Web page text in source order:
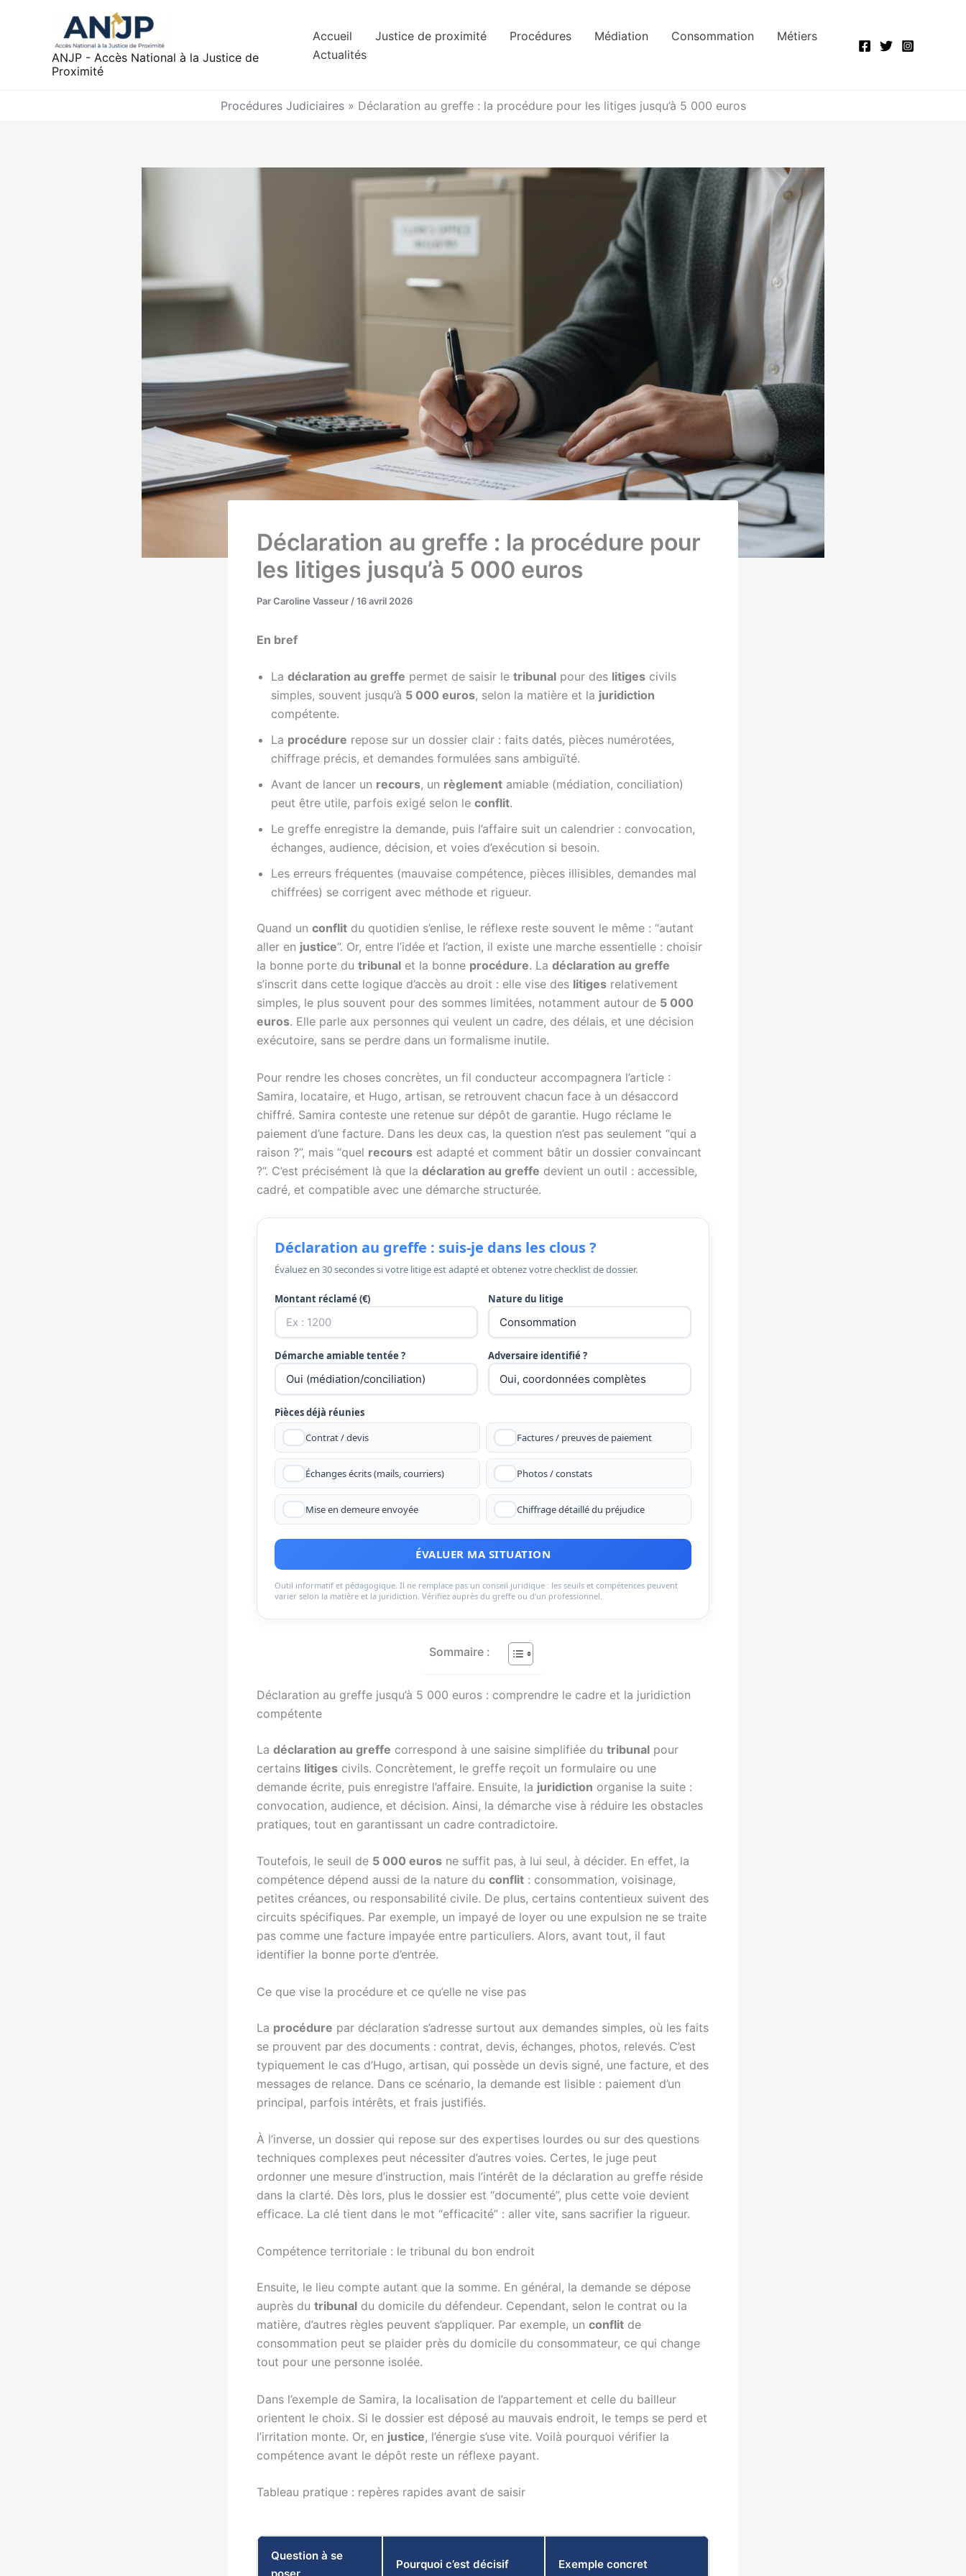
ANJP - Accès National à la Justice de
Proximité
Accueil Justice de proximité Procédures Médiation Consommation
Métiers
Actualités
Procédures Judiciaires» Déclaration au greffe : la procédure pour les litiges jusqu’à 5 000 euros
Déclaration au greffe : la procédure pour
les litiges jusqu’à 5 000 euros
ParCaroline Vasseur /16 avril 2026
En bref
La déclaration au greffe permet de saisir le tribunal pour des litiges civils
simples, souvent jusqu’à 5 000 euros, selon la matière et la juridiction
compétente.
La procédure repose sur un dossier clair : faits datés, pièces numérotées,
chiffrage précis, et demandes formulées sans ambiguïté.
Avant de lancer un recours, un règlement amiable (médiation, conciliation)
peut être utile, parfois exigé selon le conflit.
Le greffe enregistre la demande, puis l’affaire suit un calendrier : convocation,
échanges, audience, décision, et voies d’exécution si besoin.
Les erreurs fréquentes (mauvaise compétence, pièces illisibles, demandes mal
chiffrées) se corrigent avec méthode et rigueur.
Quand un conflit du quotidien s’enlise, le réflexe reste souvent le même : “autant
aller en justice”. Or, entre l’idée et l’action, il existe une marche essentielle : choisir
la bonne porte du tribunal et la bonne procédure. La déclaration au greffe
s’inscrit dans cette logique d’accès au droit : elle vise des litiges relativement
simples, le plus souvent pour des sommes limitées, notamment autour de 5 000
euros. Elle parle aux personnes qui veulent un cadre, des délais, et une décision
exécutoire, sans se perdre dans un formalisme inutile.
Pour rendre les choses concrètes, un fil conducteur accompagnera l’article :
Samira, locataire, et Hugo, artisan, se retrouvent chacun face à un désaccord
chiffré. Samira conteste une retenue sur dépôt de garantie. Hugo réclame le
paiement d’une facture. Dans les deux cas, la question n’est pas seulement “qui a
raison ?”, mais “quel recours est adapté et comment bâtir un dossier convaincant
?”. C’est précisément là que la déclaration au greffe devient un outil : accessible,
cadré, et compatible avec une démarche structurée.
Déclaration au greffe : suis-je dans les clous ?
Évaluez en 30 secondes si votre litige est adapté et obtenez votre checklist de dossier.
Montant réclamé (€) Nature du litige
Démarche amiable tentée ? Adversaire identifié ?
Pièces déjà réunies
Contrat / devis
Factures / preuves de paiement
Échanges écrits (mails, courriers) Photos / constats
Mise en demeure envoyée Chiffrage détaillé du préjudice
ÉVALUER MA SITUATION
Outil informatif et pédagogique. Il ne remplace pas un conseil juridique : les seuils et compétences peuvent
varier selon la matière et la juridiction. Vérifiez auprès du greffe ou d’un professionnel.
Sommaire :
Déclaration au greffe jusqu’à 5 000 euros : comprendre le cadre et la juridiction
compétente
La déclaration au greffe correspond à une saisine simplifiée du tribunal pour
certains litiges civils. Concrètement, le greffe reçoit un formulaire ou une
demande écrite, puis enregistre l’affaire. Ensuite, la juridiction organise la suite :
convocation, audience, et décision. Ainsi, la démarche vise à réduire les obstacles
pratiques, tout en garantissant un cadre contradictoire.
Toutefois, le seuil de 5 000 euros ne suffit pas, à lui seul, à décider. En effet, la
compétence dépend aussi de la nature du conflit : consommation, voisinage,
petites créances, ou responsabilité civile. De plus, certains contentieux suivent des
circuits spécifiques. Par exemple, un impayé de loyer ou une expulsion ne se traite
pas comme une facture impayée entre particuliers. Alors, avant tout, il faut
identifier la bonne porte d’entrée.
Ce que vise la procédure et ce qu’elle ne vise pas
La procédure par déclaration s’adresse surtout aux demandes simples, où les faits
se prouvent par des documents : contrat, devis, échanges, photos, relevés. C’est
typiquement le cas d’Hugo, artisan, qui possède un devis signé, une facture, et des
messages de relance. Dans ce scénario, la demande est lisible : paiement d’un
principal, parfois intérêts, et frais justifiés.
À l’inverse, un dossier qui repose sur des expertises lourdes ou sur des questions
techniques complexes peut nécessiter d’autres voies. Certes, le juge peut
ordonner une mesure d’instruction, mais l’intérêt de la déclaration au greffe réside
dans la clarté. Dès lors, plus le dossier est “documenté”, plus cette voie devient
efficace. La clé tient dans le mot “efficacité” : aller vite, sans sacrifier la rigueur.
Compétence territoriale : le tribunal du bon endroit
Ensuite, le lieu compte autant que la somme. En général, la demande se dépose
auprès du tribunal du domicile du défendeur. Cependant, selon le contrat ou la
matière, d’autres règles peuvent s’appliquer. Par exemple, un conflit de
consommation peut se plaider près du domicile du consommateur, ce qui change
tout pour une personne isolée.
Dans l’exemple de Samira, la localisation de l’appartement et celle du bailleur
orientent le choix. Si le dossier est déposé au mauvais endroit, le temps se perd et
l’irritation monte. Or, en justice, l’énergie s’use vite. Voilà pourquoi vérifier la
compétence avant le dépôt reste un réflexe payant.
Tableau pratique : repères rapides avant de saisir
Question à se
Pourquoi c’est décisif Exemple concret